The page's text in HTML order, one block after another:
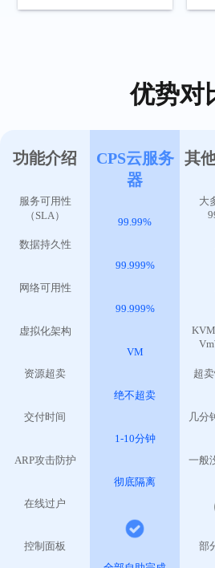
优势对
功能介绍
服务可用性
（SLA）
数据持久性
网络可用性
虚拟化架构
资源超卖
交付时间
ARP攻击防护
在线过户
控制面板
CPS云服务
器
99.99%
99.999%
99.999%
VM
绝不超卖
1-10分钟
彻底隔离
其
大
超
几分
一般
部